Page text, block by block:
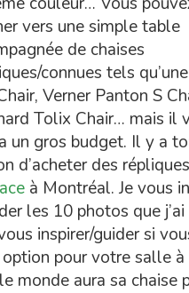
vers une simple table
de chaises
connues tels
Verner Panton S
Tolix Chair… mais il
un gros budget. Il y a
d’acheter des
à Montréal. Je vous
les 10 photos que
inspirer/guider si
pour votre salle à
monde aura sa chaise